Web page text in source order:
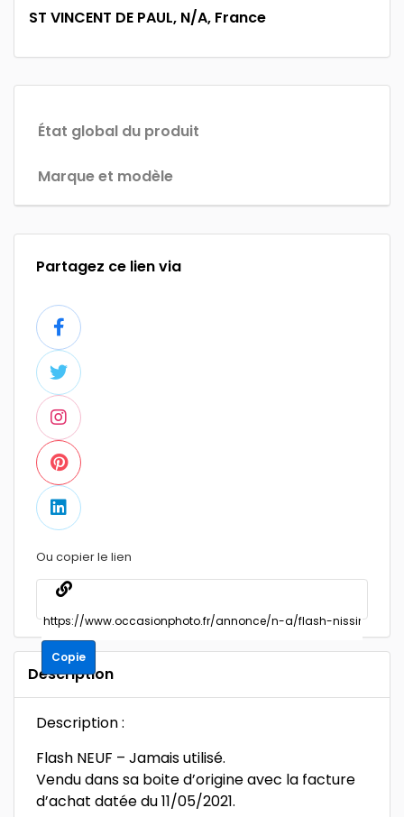
ST VINCENT DE PAUL, N/A, France
État global du produit
Marque et modèle
Partagez ce lien via
Ou copier le lien
Copie
Description
Description :
Flash NEUF – Jamais utilisé.
Vendu dans sa boite d’origine avec la facture
d’achat datée du 11/05/2021.